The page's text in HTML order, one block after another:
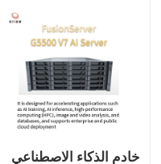
حولنا
جولة في المصنع
خادم الذكاء الاصطناعي